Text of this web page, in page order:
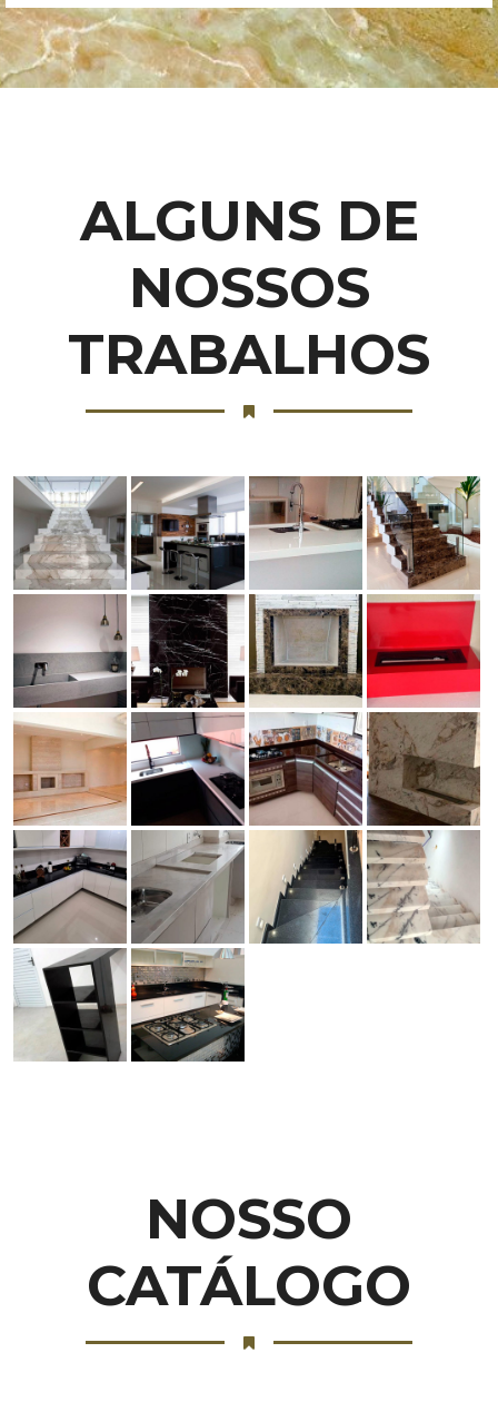
ALGUNS DE
NOSSOS
TRABALHOS
NOSSO
CATÁLOGO